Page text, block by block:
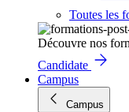
Toutes les
Découvre nos
Candidate
Campus
Campus